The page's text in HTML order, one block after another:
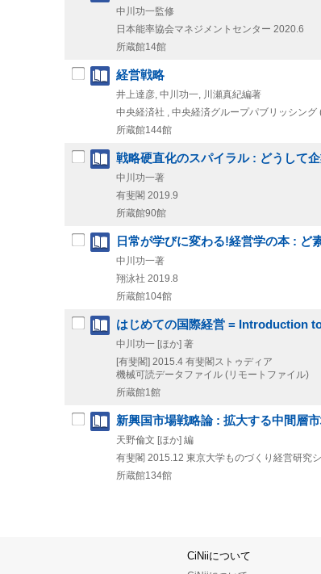
中川功一監修
日本能率協会マネジメントセンター 2020.6
所蔵館14館
経営戦略
井上達彦, 中川功一, 川瀬真紀編著
中央経済社 , 中央経済グループパブリッシング
所蔵館144館
戦略硬直化のスパイラル : どうして
中川功一著
有斐閣 2019.9
所蔵館90館
日常が学びに変わる!経営学の本 : ど
中川功一著
翔泳社 2019.8
所蔵館104館
はじめての国際経営 = Introduction
中川功一 [ほか] 著
[有斐閣] 2015.4 有斐閣ストゥディア
機械可読データファイル (リモートファイル)
所蔵館1館
新興国市場戦略論 : 拡大する中間層
天野倫文 [ほか] 編
有斐閣 2015.12 東京大学ものづくり経営研究
所蔵館134館
CiNiiについて